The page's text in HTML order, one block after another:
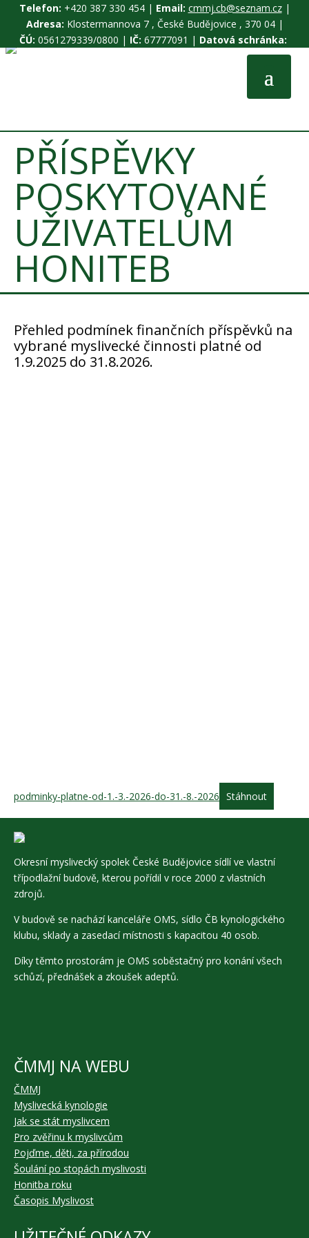
Telefon: +420 387 330 454 | Email: cmmj.cb@seznam.cz|
Adresa: Klostermannova 7 , České Budějovice , 370 04 |
ČÚ: 0561279339/0800 | IČ: 67777091 | Datová schránka:
PŘÍSPĚVKY
POSKYTOVANÉ
UŽIVATELŮM
HONITEB
Přehled podmínek finančních příspěvků na
vybrané myslivecké činnosti platné od
1.9.2025 do 31.8.2026.
podminky-platne-od-1.-3.-2026-do-31.-8.-2026 Stáhnout
Okresní myslivecký spolek České Budějovice sídlí ve vlastní
třípodlažní budově, kterou pořídil v roce 2000 z vlastních
zdrojů.
V budově se nachází kanceláře OMS, sídlo ČB kynologického
klubu, sklady a zasedací místnosti s kapacitou 40 osob.
Díky těmto prostorám je OMS soběstačný pro konání všech
schůzí, přednášek a zkoušek adeptů.
ČMMJ NA WEBU
ČMMJ
Myslivecká kynologie
Jak se stát myslivcem
Pro zvěřinu k myslivcům
Pojďme, děti, za přírodou
Šoulání po stopách myslivosti
Honitba roku
Časopis Myslivost